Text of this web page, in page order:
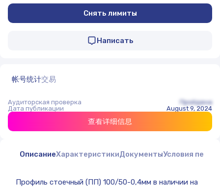
Снять лимиты
Написать
帐号统计交易
Аудиторская проверка
Пройдена
Дата публикации
August 9, 2024
查看详细信息
ОписаниеХарактеристикиДокументыУсловия
Профиль cтоечный (ПП) 100/50-0,4мм в наличии на